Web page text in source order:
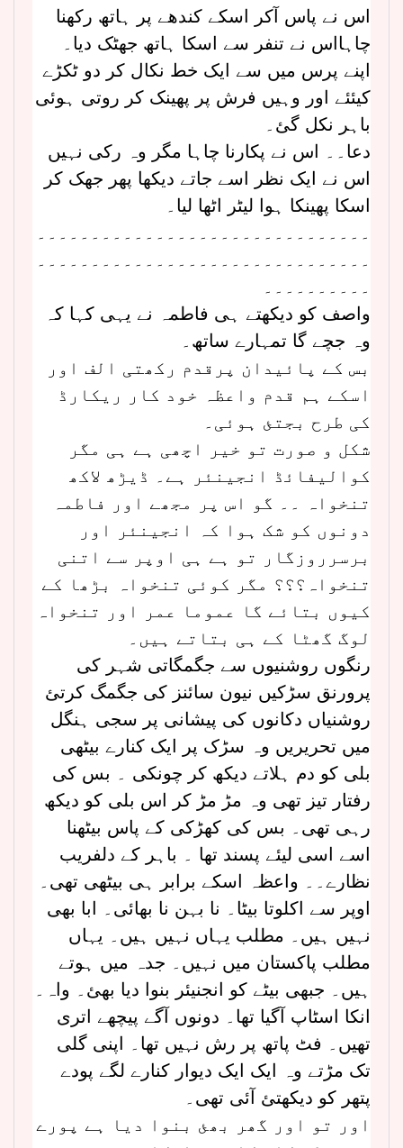
اس نے پاس آکر اسکے کندھے پر ہاتھ رکھنا
چاہااس نے تنفر سے اسکا ہاتھ جھٹک دیا۔
اپنے پرس میں سے ایک خط نکال کر دو ٹکڑے
کیئئے اور وہیں فرش پر پھینک کر روتی ہوئی
باہر نکل گئ۔
دعا۔۔ اس نے پکارنا چاہا مگر وہ رکی نہیں
اس نے ایک نظر اسے جاتے دیکھا پھر جھک کر
اسکا پھینکا ہوا لیٹر اٹھا لیا۔
۔۔۔۔۔۔۔۔۔۔۔۔۔۔۔۔۔۔۔۔۔۔۔۔۔۔۔۔۔۔۔
۔۔۔۔۔۔۔۔۔۔۔۔۔۔۔۔۔۔۔۔۔۔۔۔۔۔۔۔۔۔۔
۔۔۔۔۔۔۔۔۔۔
واصف کو دیکھتے ہی فاطمہ نے یہی کہا کہ
وہ جچے گا تمہارے ساتھ۔
بس کے پائیدان پرقدم رکھتی الف اور
اسکے ہم قدم واعظہ خود کار ریکارڈ
کی طرح بجتئ ہوئی۔
شکل و صورت تو خیر اچھی ہے ہی مگر
کوالیفائڈ انجینئر ہے۔ ڈیڑھ لاکھ
تنخواہ ۔۔ گو اس پر مجھے اور فاطمہ
دونوں کو شک ہوا کہ انجینئر اور
برسرروزگار تو ہے ہی اوپر سے اتنی
تنخواہ؟؟؟ مگر کوئی تنخواہ بڑھا کے
کیوں بتائے گا عموما عمر اور تنخواہ
لوگ گھٹا کے ہی بتاتے ہیں۔
رنگوں روشنیوں سے جگمگاتی شہر کی
پرورنق سڑکیں نیون سائنز کی جگمگ کرتئ
روشنیاں دکانوں کی پیشانی پر سجی ہنگل
میں تحریریں وہ سڑک پر ایک کنارے بیٹھی
بلی کو دم ہلاتے دیکھ کر چونکی ۔ بس کی
رفتار تیز تھی وہ مڑ مڑ کر اس بلی کو دیکھ
رہی تھی۔ بس کی کھڑکی کے پاس بیٹھنا
اسے اسی لیئے پسند تھا ۔ باہر کے دلفریب
نظارے۔۔ واعظہ اسکے برابر ہی بیٹھی تھی۔
اوپر سے اکلوتا بیٹا۔ نا بہن نا بھائی۔ ابا بھی
نہیں ہیں۔ مطلب یہاں نہیں ہیں۔ یہاں
مطلب پاکستان میں نہیں۔ جدہ میں ہوتے
ہیں۔ جبھی بیٹے کو انجنیئر بنوا دیا بھئ۔ واہ۔
انکا اسٹاپ آگیا تھا۔ دونوں آگے پیچھے اتری
تھیں۔ فٹ پاتھ پر رش نہیں تھا۔ اپنی گلی
تک مڑتے وہ ایک ایک دیوار کنارے لگے پودے
پتھر کو دیکھتئ آئی تھی۔
اور تو اور گھر بھئ بنوا دیا ہے پورے